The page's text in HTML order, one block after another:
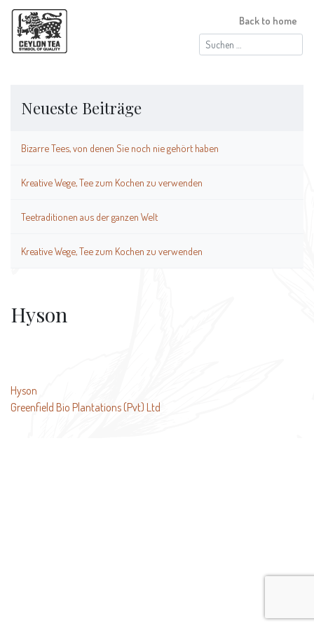
Suchen
nach:
Back to home
Neueste Beiträge
Bizarre Tees, von denen Sie noch nie gehört haben
Kreative Wege, Tee zum Kochen zu verwenden
Teetraditionen aus der ganzen Welt
Kreative Wege, Tee zum Kochen zu verwenden
Hyson
Beitragsnavigation
Hyson
Greenfield Bio Plantations (Pvt) Ltd